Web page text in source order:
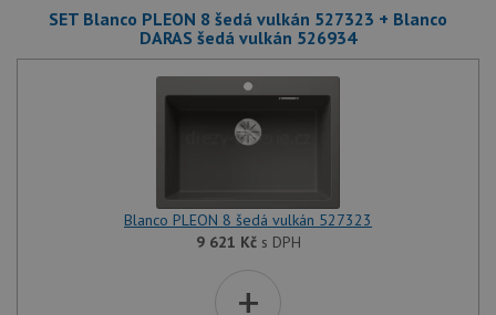
SET Blanco PLEON 8 šedá vulkán 527323 + Blanco
DARAS šedá vulkán 526934
Blanco PLEON 8 šedá vulkán 527323
9 621 Kčs DPH
+